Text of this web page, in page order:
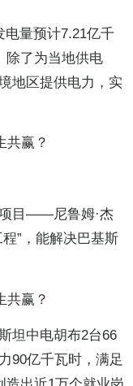
电量预计7.21亿千
除了为当地供电
地区提供电力，实
项目——尼鲁姆·杰
”，能解决巴基斯
坦中电胡布2台66
90亿千瓦时，满足